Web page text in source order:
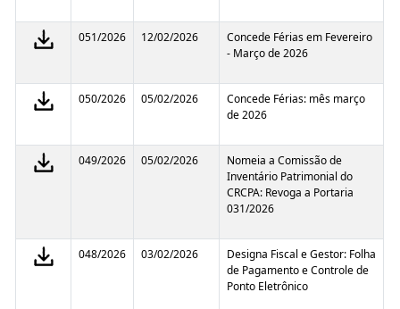
051/2026 12/02/2026
Concede Férias em Fevereiro
- Março de 2026
050/2026 05/02/2026
Concede Férias: mês março
de 2026
049/2026 05/02/2026
Nomeia a Comissão de
Inventário Patrimonial do
CRCPA: Revoga a Portaria
031/2026
048/2026 03/02/2026
Designa Fiscal e Gestor: Folha
de Pagamento e Controle de
Ponto Eletrônico